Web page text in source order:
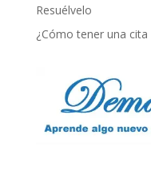
Resuélvelo
¿Cómo tener una